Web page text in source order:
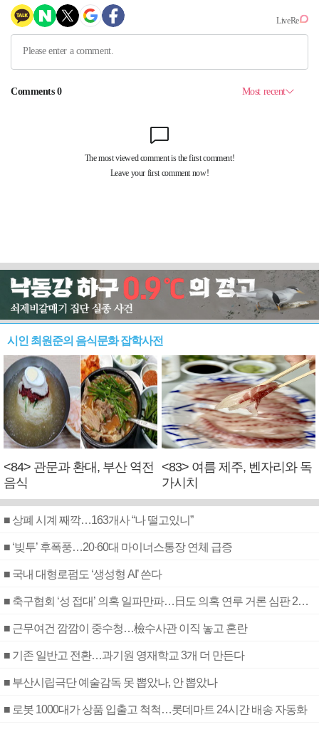
시인 최원준의 음식문화 잡학사전
<84> 관문과 환대, 부산 역전
음식
<83> 여름 제주, 벤자리와 독
가시치
■ 상폐 시계 째깍…163개사 “나 떨고있니”
■ ‘빚투’ 후폭풍…20·60대 마이너스통장 연체 급증
■ 국내 대형로펌도 ‘생성형 AI’ 쓴다
■ 축구협회 ‘성 접대’ 의혹 일파만파…日도 의혹 연루 거론 심판 2명 조사
■ 근무여건 깜깜이 중수청…檢수사관 이직 놓고 혼란
■ 기존 일반고 전환…과기원 영재학교 3개 더 만든다
■ 부산시립극단 예술감독 못 뽑았나, 안 뽑았나
■ 로봇 1000대가 상품 입출고 척척…롯데마트 24시간 배송 자동화